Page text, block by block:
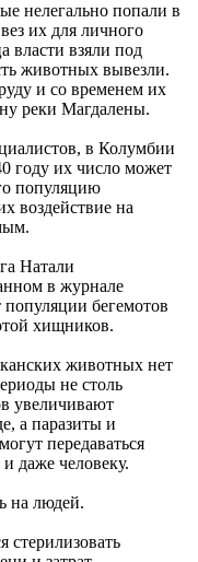
нелегально попали в
их для личного
власти взяли под
животных вывезли.
и со временем их
реки Магдалены.
в Колумбии
году их число может
популяцию
воздействие на
Натали
в журнале
бегемотов
хищников.
животных нет
не столь
увеличивают
а паразиты и
передаваться
даже человеку.
на людей.